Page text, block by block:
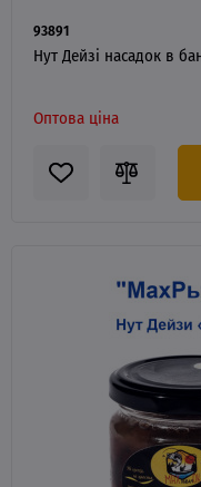
93891
Нут Дейзі насадок в
Оптова ціна